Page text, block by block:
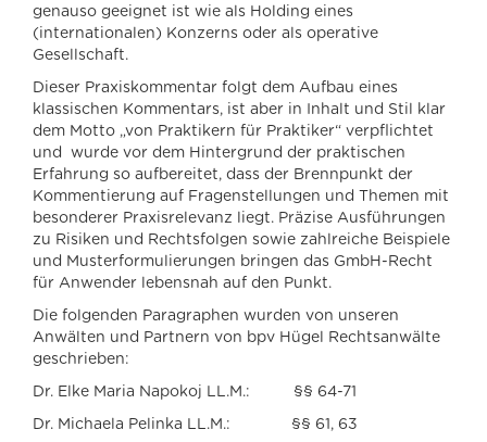
genauso geeignet ist wie als Holding eines
(internationalen) Konzerns oder als operative
Gesellschaft.
Dieser Praxiskommentar folgt dem Aufbau eines
klassischen Kommentars, ist aber in Inhalt und Stil klar
dem Motto „von Praktikern für Praktiker“ verpflichtet
und wurde vor dem Hintergrund der praktischen
Erfahrung so aufbereitet, dass der Brennpunkt der
Kommentierung auf Fragenstellungen und Themen mit
besonderer Praxisrelevanz liegt. Präzise Ausführungen
zu Risiken und Rechtsfolgen sowie zahlreiche Beispiele
und Musterformulierungen bringen das GmbH-Recht
für Anwender lebensnah auf den Punkt.
Die folgenden Paragraphen wurden von unseren
Anwälten und Partnern von bpv Hügel Rechtsanwälte
geschrieben:
Dr. Elke Maria Napokoj LL.M.: §§ 64-71
Dr. Michaela Pelinka LL.M.: §§ 61, 63